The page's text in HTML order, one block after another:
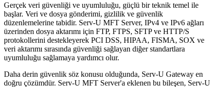
Gerçek veri güvenliği ve uyumluluğu, güçlü bir teknik temel ile
başlar. Veri ve dosya gönderimi, gizlilik ve güvenlik
düzenlemelerine tabidir. Serv-U MFT Server, IPv4 ve IPv6 ağları
üzerinden dosya aktarımı için FTP, FTPS, SFTP ve HTTP/S
protokollerini destekleyerek PCI DSS, HIPAA, FISMA, SOX ve
veri aktarımı sırasında güvenliği sağlayan diğer standartlara
uyumluluğu sağlamaya yardımcı olur.
Daha derin güvenlik söz konusu olduğunda, Serv-U Gateway en
doğru çözümdür. Serv-U MFT Server'a eklenen bu bileşen, Serv-U